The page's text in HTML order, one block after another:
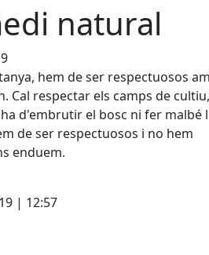
natural
hem de ser respectuosos
Cal respectar els camps de
d'embrutir el bosc ni fer malbé
de ser respectuosos i no hem
enduem.
| 12:57